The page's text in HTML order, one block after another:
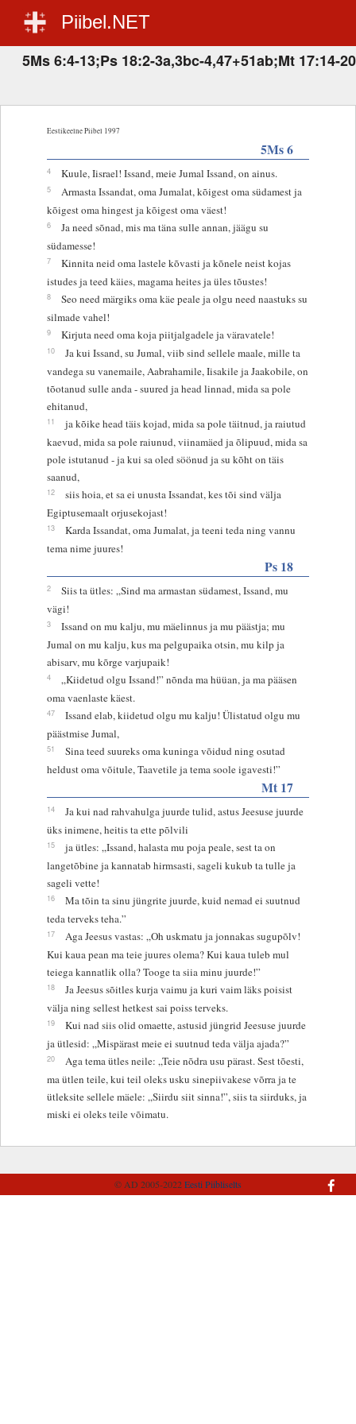
Piibel.NET
5Ms 6:4-13;Ps 18:2-3a,3bc-4,47+51ab;Mt 17:14-20
Eestikeelne Piibel 1997
5Ms 6
4 Kuule, Iisrael! Issand, meie Jumal Issand, on ainus.
5
Armasta Issandat, oma Jumalat, kõigest oma südamest ja
kõigest oma hingest ja kõigest oma väest!
6
Ja need sõnad, mis ma täna sulle annan, jäägu su
südamesse!
7
Kinnita neid oma lastele kõvasti ja kõnele neist kojas
istudes ja teed käies, magama heites ja üles tõustes!
8
Seo need märgiks oma käe peale ja olgu need naastuks su
silmade vahel!
9 Kirjuta need oma koja piitjalgadele ja väravatele!
10
Ja kui Issand, su Jumal, viib sind sellele maale, mille ta
vandega su vanemaile, Aabrahamile, Iisakile ja Jaakobile, on
tõotanud sulle anda - suured ja head linnad, mida sa pole
ehitanud,
11
ja kõike head täis kojad, mida sa pole täitnud, ja raiutud
kaevud, mida sa pole raiunud, viinamäed ja õlipuud, mida sa
pole istutanud - ja kui sa oled söönud ja su kõht on täis
saanud,
12
siis hoia, et sa ei unusta Issandat, kes tõi sind välja
Egiptusemaalt orjusekojast!
13
Karda Issandat, oma Jumalat, ja teeni teda ning vannu
tema nime juures!
Ps 18
2
Siis ta ütles: „Sind ma armastan südamest, Issand, mu
vägi!
3
Issand on mu kalju, mu mäelinnus ja mu päästja; mu
Jumal on mu kalju, kus ma pelgupaika otsin, mu kilp ja
abisarv, mu kõrge varjupaik!
4
„Kiidetud olgu Issand!” nõnda ma hüüan, ja ma pääsen
oma vaenlaste käest.
47
Issand elab, kiidetud olgu mu kalju! Ülistatud olgu mu
päästmise Jumal,
51
Sina teed suureks oma kuninga võidud ning osutad
heldust oma võitule, Taavetile ja tema soole igavesti!”
Mt 17
14
Ja kui nad rahvahulga juurde tulid, astus Jeesuse juurde
üks inimene, heitis ta ette põlvili
15
ja ütles: „Issand, halasta mu poja peale, sest ta on
langetõbine ja kannatab hirmsasti, sageli kukub ta tulle ja
sageli vette!
16
Ma tõin ta sinu jüngrite juurde, kuid nemad ei suutnud
teda terveks teha.”
17
Aga Jeesus vastas: „Oh uskmatu ja jonnakas sugupõlv!
Kui kaua pean ma teie juures olema? Kui kaua tuleb mul
teiega kannatlik olla? Tooge ta siia minu juurde!”
18
Ja Jeesus sõitles kurja vaimu ja kuri vaim läks poisist
välja ning sellest hetkest sai poiss terveks.
19
Kui nad siis olid omaette, astusid jüngrid Jeesuse juurde
ja ütlesid: „Mispärast meie ei suutnud teda välja ajada?”
20
Aga tema ütles neile: „Teie nõdra usu pärast. Sest tõesti,
ma ütlen teile, kui teil oleks usku sinepiivakese võrra ja te
ütleksite sellele mäele: „Siirdu siit sinna!”, siis ta siirduks, ja
miski ei oleks teile võimatu.
© AD 2005-2022Eesti Piibliselts